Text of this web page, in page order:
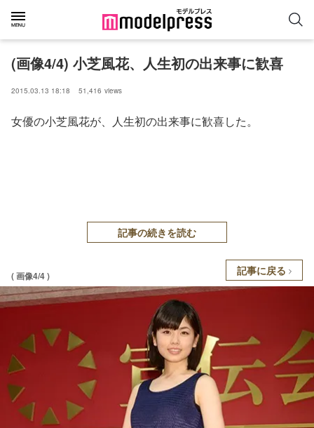
(画像4/4) 小芝風花、人生初の出来事に歓喜
2015.03.13 18:18 51,416 views
女優の小芝風花が、人生初の出来事に歓喜した。
記事の続きを読む
( 画像4/4 ) 記事に戻る